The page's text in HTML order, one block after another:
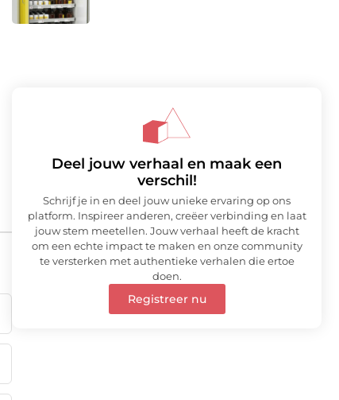
Deel jouw verhaal en maak een
verschil!
Schrijf je in en deel jouw unieke ervaring op ons
platform. Inspireer anderen, creëer verbinding en laat
jouw stem meetellen. Jouw verhaal heeft de kracht
om een echte impact te maken en onze community
te versterken met authentieke verhalen die ertoe
doen.
Registreer nu